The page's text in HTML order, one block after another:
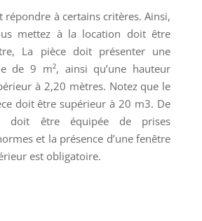
répondre à certains critères. Ainsi,
mettez à la location doit être
La pièce doit présenter une
de 9 m², ainsi qu’une hauteur
à 2,20 mètres. Notez que le
doit être supérieur à 20 m3. De
doit être équipée de prises
et la présence d’une fenêtre
est obligatoire.